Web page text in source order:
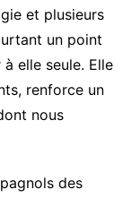
et plusieurs
un point
à elle seule. Elle
renforce un
nous
des